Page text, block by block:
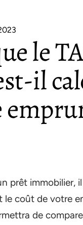
le
il
prêt immobilier,
coût de votre
de